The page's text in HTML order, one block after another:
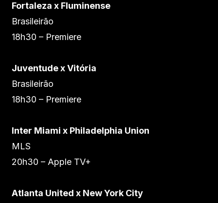
Fortaleza x Fluminense
Brasileirão
18h30 – Premiere
Juventude x Vitória
Brasileirão
18h30 – Premiere
Inter Miami x Philadelphia Union
MLS
20h30 – Apple TV+
Atlanta United x New York City